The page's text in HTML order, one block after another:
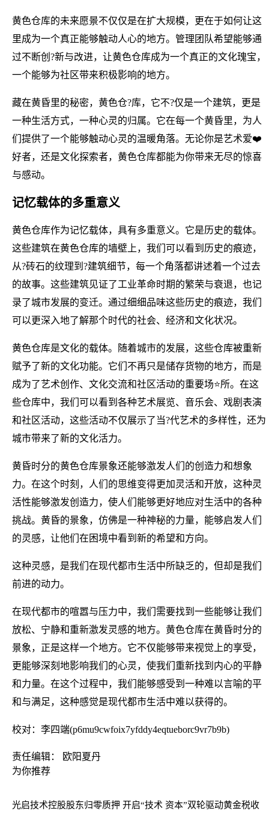
黄色仓库的未来愿景不仅仅是在扩大规模，更在于如何让这
里成为一个真正能够触动人心的地方。管理团队希望能够通
过不断创?新与改进，让黄色仓库成为一个真正的文化瑰宝，
一个能够为社区带来积极影响的地方。
藏在黄昏里的秘密，黄色仓?库，它不?仅是一个建筑，更是
一种生活方式，一种心灵的归属。它在每一个黄昏里，为人
们提供了一个能够触动心灵的温暖角落。无论你是艺术爱❤️
好者，还是文化探索者，黄色仓库都能为你带来无尽的惊喜
与感动。
记忆载体的多重意义
黄色仓库作为记忆载体，具有多重意义。它是历史的载体。
这些建筑在黄色仓库的墙壁上，我们可以看到历史的痕迹，
从?砖石的纹理到?建筑细节，每一个角落都讲述着一个过去
的故事。这些建筑见证了工业革命时期的繁荣与衰退，也记
录了城市发展的变迁。通过细细品味这些历史的痕迹，我们
可以更深入地了解那个时代的社会、经济和文化状况。
黄色仓库是文化的载体。随着城市的发展，这些仓库被重新
赋予了新的文化功能。它们不再只是储存货物的地方，而是
成为了艺术创作、文化交流和社区活动的重要场⭐所。在这
些仓库中，我们可以看到各种艺术展览、音乐会、戏剧表演
和社区活动，这些活动不仅展示了当?代艺术的多样性，还为
城市带来了新的文化活力。
黄昏时分的黄色仓库景象还能够激发人们的创造力和想象
力。在这个时刻，人们的思维变得更加灵活和开放，这种灵
活性能够激发创造力，使人们能够更好地应对生活中的各种
挑战。黄昏的景象，仿佛是一种神秘的力量，能够启发人们
的灵感，让他们在困境中看到新的希望和方向。
这种灵感，是我们在现代都市生活中所缺乏的，但却是我们
前进的动力。
在现代都市的喧嚣与压力中，我们需要找到一些能够让我们
放松、宁静和重新激发灵感的地方。黄色仓库在黄昏时分的
景象，正是这样一个地方。它不仅能够带来视觉上的享受，
更能够深刻地影响我们的心灵，使我们重新找到内心的平静
和力量。在这个过程中，我们能够感受到一种难以言喻的平
和与满足，这种感觉是现代都市生活中难以获得的。
校对：李四端(p6mu9cwfoix7yfddy4eqtueborc9vr7b9b)
责任编辑： 欧阳夏丹
为你推荐
光启技术控股股东归零质押 开启“技术 资本”双轮驱动黄金税收